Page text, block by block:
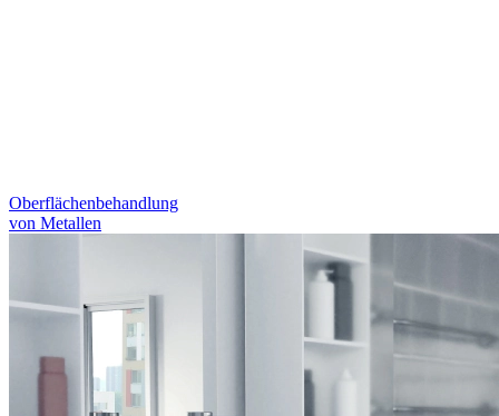
Oberflächenbehandlung
von Metallen